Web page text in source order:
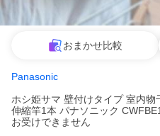
おまかせ比較
Panasonic
ホシ姫サマ 壁付けタイプ 室内
伸縮竿1本 パナソニック
お受けできません